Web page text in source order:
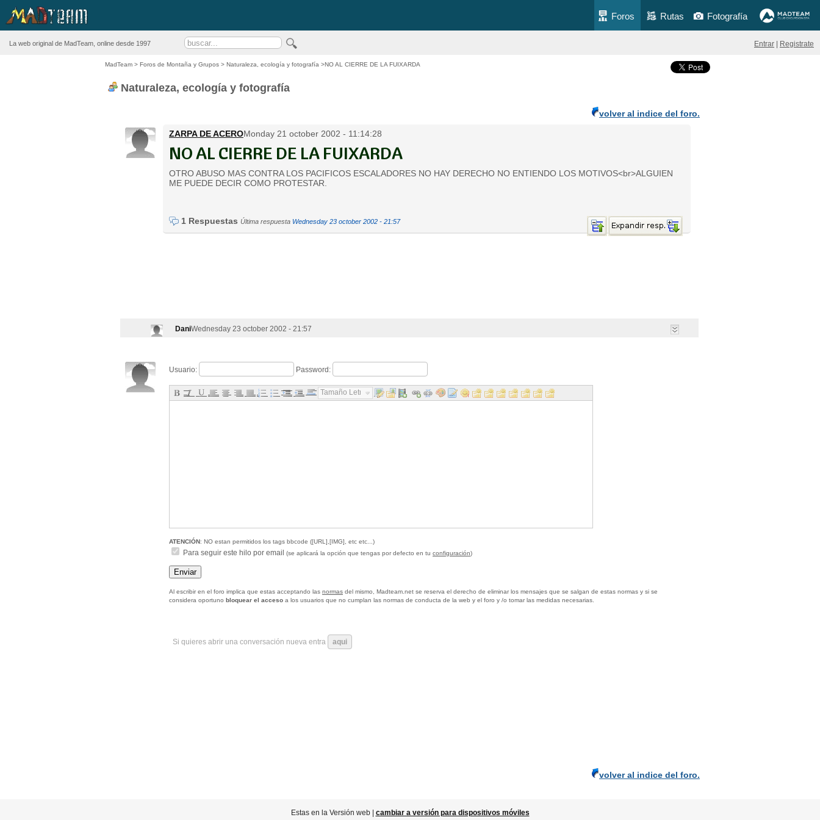
Foros Rutas Fotografía
La web original de MadTeam, online desde 1997 Entrar Registrate
MadTeam > Foros de Montaña y Grupos > Naturaleza, ecología y fotografía >NO AL CIERRE DE LA FUIXARDA
Naturaleza, ecología y fotografía
volver al indice del foro.
ZARPA DE ACEROMonday 21 october 2002 - 11:14:28
NO AL CIERRE DE LA FUIXARDA
OTRO ABUSO MAS CONTRA LOS PACIFICOS ESCALADORES NO HAY DERECHO NO ENTIENDO LOS MOTIVOS<br>ALGUIEN
ME PUEDE DECIR COMO PROTESTAR.
1 Respuestas Última respuesta Wednesday 23 october 2002 - 21:57
DaniWednesday 23 october 2002 - 21:57
Usuario: Password:
Tamaño Letra...
ATENCIÓN: NO estan permitidos los tags bbcode ([URL],[IMG], etc etc...)
Para seguir este hilo por email (se aplicará la opción que tengas por defecto en tu configuración)
Al escribir en el foro implica que estas acceptando las normas del mismo, Madteam.net se reserva el derecho de eliminar los mensajes que se salgan de estas normas y si se
considera oportuno bloquear el acceso a los usuarios que no cumplan las normas de conducta de la web y el foro y /o tomar las medidas necesarias.
Si quieres abrir una conversación nueva entra aqui
volver al indice del foro.
Estas en la Versión web | cambiar a versión para dispositivos móviles